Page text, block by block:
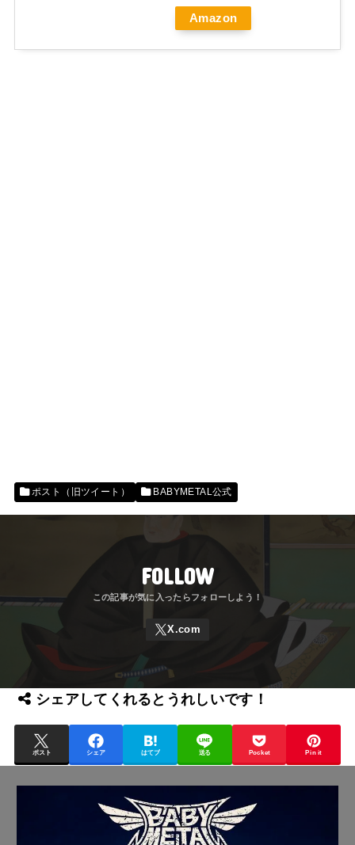
Amazon
ポスト（旧ツイート） BABYMETAL公式
FOLLOW
シェアしてくれるとうれしいです！
ポスト シェア はてブ 送る Pocket Pin it